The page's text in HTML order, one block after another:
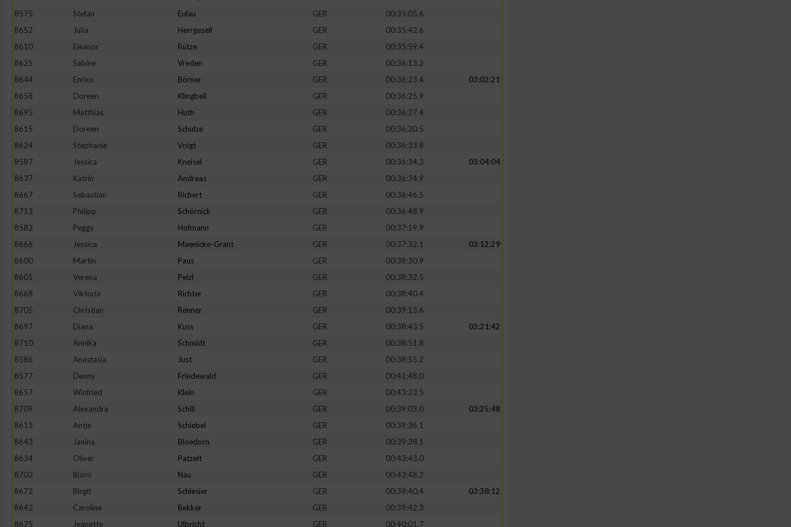
8575
Stefan Eulau GER
00:35:05.6
8652
Julia Herrgesell GER
00:35:42.6
8610
Eleanor Rütze GER
00:35:59.4
8625
Sabine Vreden GER
00:36:13.2
8644
Enrico Börner GER 00:36:23.4
03:02:21
8658
Doreen Klingbeil GER
00:36:25.9
8695
Matthias Huth GER
00:36:27.4
8615
Doreen Schulze GER
00:36:30.5
8624
Stephanie Voigt GER
00:36:33.8
8587
Jessica Kneisel GER 00:36:34.3
03:04:04
8637
Katrin Andreas GER
00:36:34.9
8667
Sebastian Richert GER
00:36:46.5
8713
Philipp Schörnick GER
00:36:48.9
8582
Peggy Hofmann GER
00:37:19.9
8666
Jessica Maenicke-Grant GER 00:37:32.1
03:12:29
8600
Martin Paus GER
00:38:30.9
8601
Verena Pelzl GER
00:38:32.5
8668
Viktoria Richter GER
00:38:40.4
8705
Christian Renner GER
00:39:13.6
8697
Diana Kuss GER 00:38:43.5
03:21:42
8710
Annika Schmidt GER
00:38:51.8
8586
Anastasia Just GER
00:38:55.2
8577
Denny Friedewald GER
00:41:48.0
8657
Winfried Klein GER
00:43:23.5
8709
Alexandra Schill GER 00:39:03.0
03:25:48
8613
Antje Schiebel GER
00:39:36.1
8643
Janina Bloedorn GER
00:39:38.1
8634
Oliver Patzelt GER
00:43:43.0
8702
Björn Nau GER
00:43:48.2
8672
Birgit Schlesier GER 00:39:40.4
03:38:12
8642
Caroline Bekker GER
00:39:42.3
8675
Jeanette Ulbricht GER 00:40:01.7
Verwendung von Profilen zur Auswahl personalisierter Inhalte
Messung der Werbeleistung
Messung der Performance von Inhalten
Analyse von Zielgruppen durch Statistiken oder Kombinationen von Daten aus
verschiedenen Quellen
Verwendung reduzierter Daten zur Auswahl von Inhalten
Verwendung genauer Standortdaten
Geräte anhand von aktiv angeforderten Informationen identifizieren
Notwendig
Performance
Werbung